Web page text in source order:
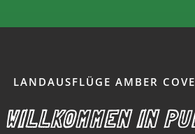
LANDAUSFLÜGE AMBER
WILLKOMMEN IN